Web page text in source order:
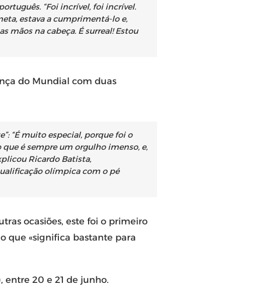
“Foi incrível, foi incrível.
estava a cumprimentá-lo e,
mãos na cabeça. É surreal! Estou
do Mundial com duas
“É muito especial, porque foi o
é sempre um orgulho imenso, e,
Ricardo Batista,
olímpica com o pé
ocasiões, este foi o primeiro
que «significa bastante para
entre 20 e 21 de junho.